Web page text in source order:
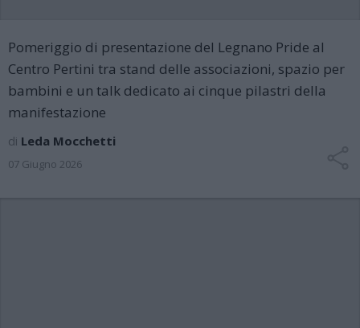
Pomeriggio di presentazione del Legnano Pride al
Centro Pertini tra stand delle associazioni, spazio per
bambini e un talk dedicato ai cinque pilastri della
manifestazione
di Leda Mocchetti
07 Giugno 2026